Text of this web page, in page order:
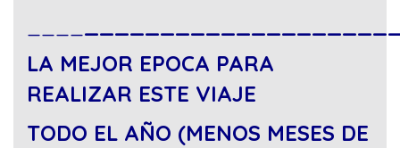
LA MEJOR EPOCA PARA
REALIZAR ESTE VIAJE
TODO EL AÑO (MENOS MESES DE